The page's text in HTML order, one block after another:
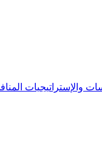
والإستراتيجيات